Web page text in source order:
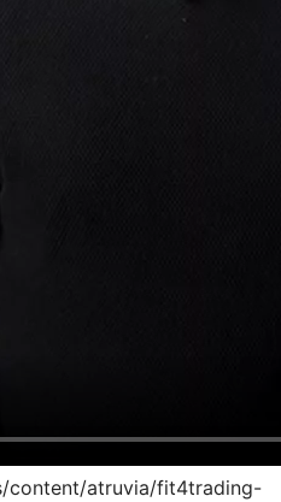
content/atruvia/fit4trading-